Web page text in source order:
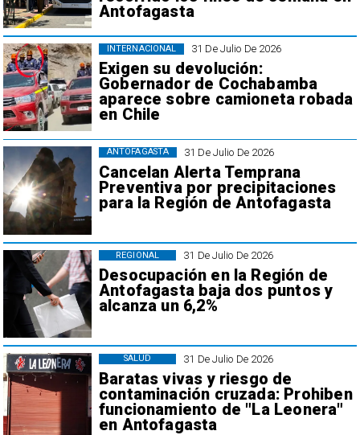
Antofagasta
31 De Julio De 2026
Exigen su devolución:
Gobernador de Cochabamba
aparece sobre camioneta robada
en Chile
INTERNACIONAL
31 De Julio De 2026
Cancelan Alerta Temprana
Preventiva por precipitaciones
para la Región de Antofagasta
ANTOFAGASTA
31 De Julio De 2026
Desocupación en la Región de
Antofagasta baja dos puntos y
alcanza un 6,2%
REGIONAL
31 De Julio De 2026
Baratas vivas y riesgo de
contaminación cruzada: Prohiben
funcionamiento de "La Leonera"
en Antofagasta
SALUD